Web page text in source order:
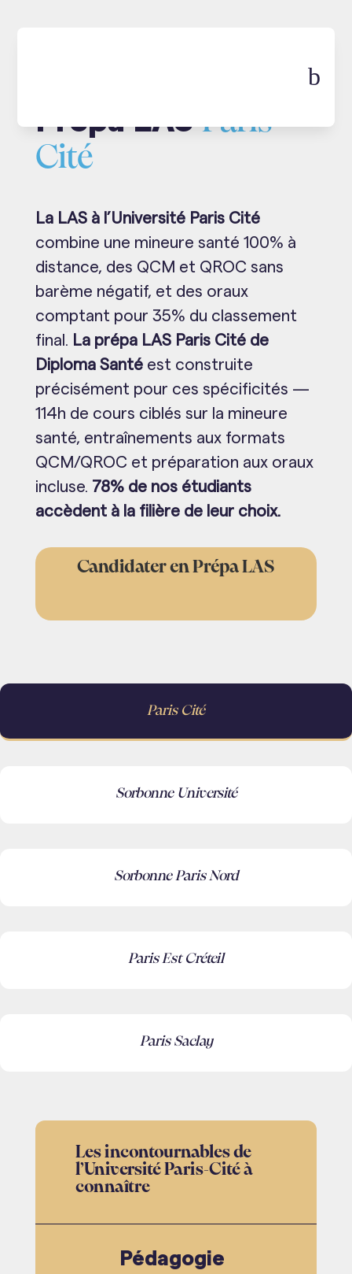
b
Prépa LAS Paris
Cité
La LAS à l’Université Paris Cité
combine une mineure santé 100% à
distance, des QCM et QROC sans
barème négatif, et des oraux
comptant pour 35% du classement
final. La prépa LAS Paris Cité de
Diploma Santéest construite
précisément pour ces spécificités —
114h de cours ciblés sur la mineure
santé, entraînements aux formats
QCM/QROC et préparation aux oraux
incluse. 78% de nos étudiants
accèdent à la filière de leur choix.
Candidater en Prépa LAS
Paris Cité
Sorbonne Université
Sorbonne Paris Nord
Paris Est Créteil
Paris Saclay
Les incontournables de
l’Université Paris-Cité à
connaître
Pédagogie